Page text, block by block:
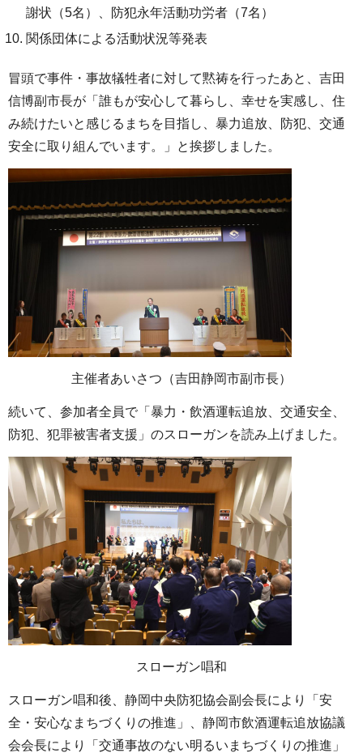
謝状（5名）、防犯永年活動功労者（7名）
関係団体による活動状況等発表
冒頭で事件・事故犠牲者に対して黙祷を行ったあと、吉田
信博副市長が「誰もが安心して暮らし、幸せを実感し、住
み続けたいと感じるまちを目指し、暴力追放、防犯、交通
安全に取り組んでいます。」と挨拶しました。
主催者あいさつ（吉田静岡市副市長）
続いて、参加者全員で「暴力・飲酒運転追放、交通安全、
防犯、犯罪被害者支援」のスローガンを読み上げました。
スローガン唱和
スローガン唱和後、静岡中央防犯協会副会長により「安
全・安心なまちづくりの推進」、静岡市飲酒運転追放協議
会会長により「交通事故のない明るいまちづくりの推進」